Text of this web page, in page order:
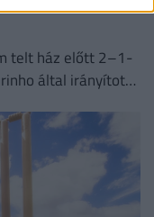
telt ház előtt 2–1-
által irányított